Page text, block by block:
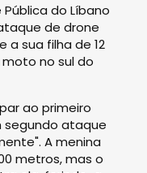
do Líbano
de drone
a sua filha de 12
no sul do
ao primeiro
segundo ataque
A menina
metros, mas o